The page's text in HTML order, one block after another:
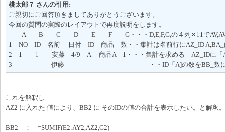
桃太郎７ さんの引用:
ご親切にご回答頂きましてありがとうございます。
今回の質問の実際のレイアウトで再度説明をします。
A B C D E F G・・・D,E,F,G,の４列✕11で
1 NO ID 名前 日付 ID 商品 数・・集計は名前行にAZ_ID A,BA_
2 1 1 安藤 4/9 A 商品A 1・・・集計を求める AZ_IDに「A」
3 伊藤 ・・ID「A]の数をBB_数に集計
これを解釈し
AZ2 に入れた 値により、BB2 に そのIDの値の合計を表示したい。と解釈。
BB2 ： =SUMIF(E2:AY2,AZ2,G2)